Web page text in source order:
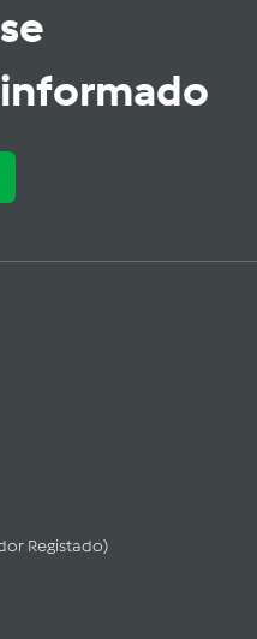
se
informado
Registado)